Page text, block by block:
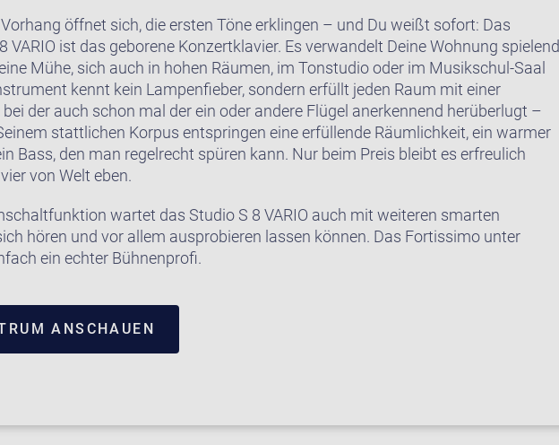
öffnet sich, die ersten Töne erklingen – und Du weißt sofort: Das
VARIO ist das geborene Konzertklavier. Es verwandelt Deine Wohnung spielend
Mühe, sich auch in hohen Räumen, im Tonstudio oder im Musikschul-Saal
kennt kein Lampenfieber, sondern erfüllt jeden Raum mit einer
der auch schon mal der ein oder andere Flügel anerkennend herüberlugt –
stattlichen Korpus entspringen eine erfüllende Räumlichkeit, ein warmer
Bass, den man regelrecht spüren kann. Nur beim Preis bleibt es erfreulich
von Welt eben.
wartet das Studio S 8 VARIO auch mit weiteren smarten
hören und vor allem ausprobieren lassen können. Das Fortissimo unter
ein echter Bühnenprofi.
ANSCHAUEN